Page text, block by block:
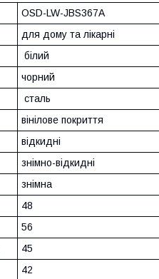
OSD-LW-JBS367A
для дому та лікарні
білий
чорний
сталь
вінілове покриття
відкидні
знімно-відкидні
знімна
48
56
45
42